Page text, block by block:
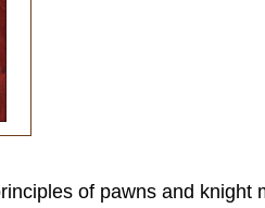
of pawns and knight